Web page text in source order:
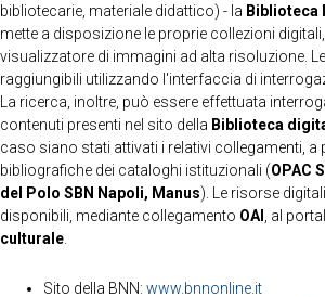
bibliotecarie, materiale didattico) - la Biblioteca
mette a disposizione le proprie collezioni
visualizzatore di immagini ad alta risoluzione.
raggiungibili utilizzando l'interfaccia di
La ricerca, inoltre, può essere effettuata
contenuti presenti nel sito della Biblioteca
caso siano stati attivati i relativi collegamenti, a
bibliografiche dei cataloghi istituzionali (OPAC
del Polo SBN Napoli, Manus). Le risorse
disponibili, mediante collegamento OAI , al
culturale
Sito della BNN: www.bnnonline.it